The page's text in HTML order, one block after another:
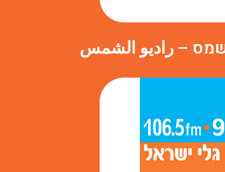
– راديو الشمس